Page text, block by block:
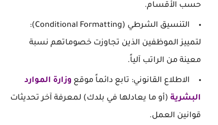
حسب الأقسام.
التنسيق الشرطي (Conditional Formatting):
لتمييز الموظفين الذين تجاوزت خصوماتهم نسبة
معينة من الراتب آلياً.
الاطلاع القانوني: تابع دائماً موقع وزارة الموارد
البشرية (أو ما يعادلها في بلدك) لمعرفة آخر تحديثات
قوانين العمل.